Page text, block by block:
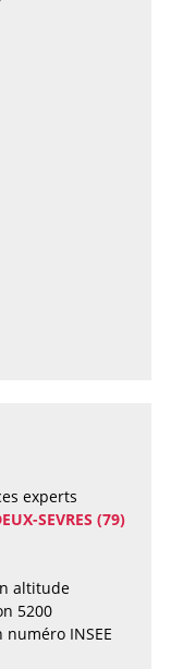
experts
SEVRES (79)
altitude
5200
numéro INSEE